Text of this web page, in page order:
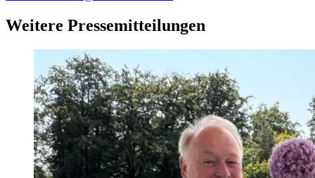
Weitere Pressemitteilungen